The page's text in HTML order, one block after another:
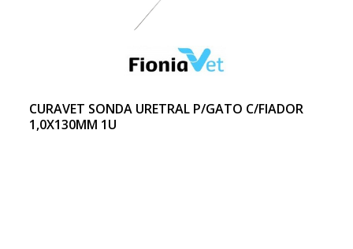
CURAVET SONDA URETRAL P/GATO C/FIADOR
1,0X130MM 1U